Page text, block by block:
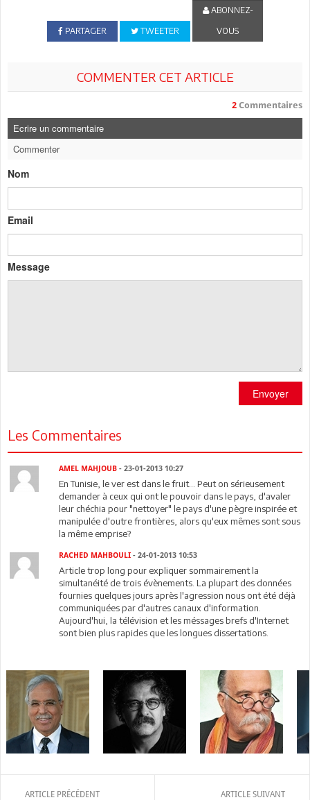
PARTAGER TWEETER
ABONNEZ-
VOUS
COMMENTER CET ARTICLE
2 Commentaires
Ecrire un commentaire
Commenter
Nom
Email
Message
Envoyer
Les Commentaires
AMEL MAHJOUB- 23-01-2013 10:27
En Tunisie, le ver est dans le fruit... Peut on sérieusement
demander à ceux qui ont le pouvoir dans le pays, d'avaler
leur chéchia pour "nettoyer" le pays d'une pègre inspirée et
manipulée d'outre frontières, alors qu'eux mêmes sont sous
la même emprise?
RACHED MAHBOULI - 24-01-2013 10:53
Article trop long pour expliquer sommairement la
simultanéité de trois évènements. La plupart des données
fournies quelques jours après l'agression nous ont été déjà
communiquées par d'autres canaux d'information.
Aujourd'hui, la télévision et les méssages brefs d'Internet
sont bien plus rapides que les longues dissertations.
ARTICLE PRÉCÉDENT ARTICLE SUIVANT